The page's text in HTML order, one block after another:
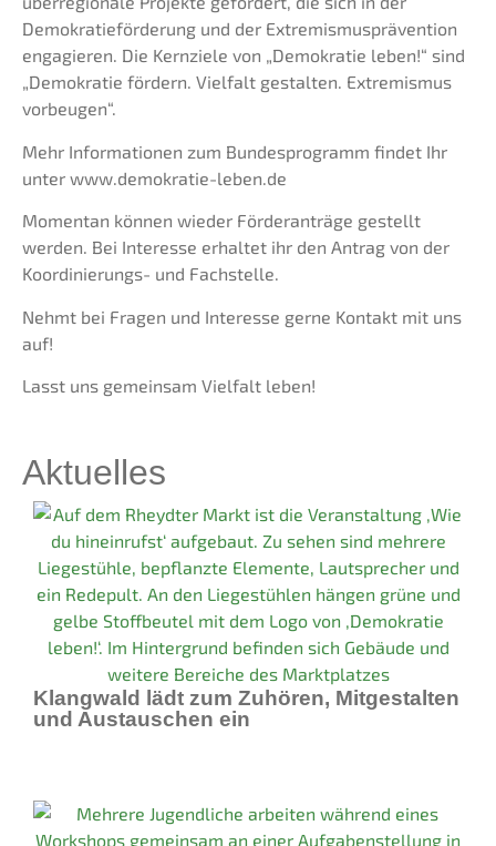
Demokratieförderung und der Extremismusprävention
engagieren. Die Kernziele von „Demokratie leben!“ sind
„Demokratie fördern. Vielfalt gestalten. Extremismus
vorbeugen“.
Mehr Informationen zum Bundesprogramm findet Ihr
unter www.demokratie-leben.de
Momentan können wieder Förderanträge gestellt
werden. Bei Interesse erhaltet ihr den Antrag von der
Koordinierungs- und Fachstelle.
Nehmt bei Fragen und Interesse gerne Kontakt mit uns
auf!
Lasst uns gemeinsam Vielfalt leben!
Aktuelles
Klangwald lädt zum Zuhören, Mitgestalten
und Austauschen ein